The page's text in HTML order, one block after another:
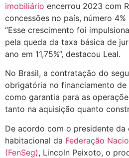
imobiliário encerrou 2023 com
concessões no país, número
“Esse crescimento foi
pela queda da taxa básica de
ano em 11,75%”, destacou Leal.
No Brasil, a contratação do
obrigatória no financiamento
como garantia para as
tanto na aquisição quanto
De acordo com o presidente da
habitacional da Federação
(FenSeg), Lincoln Peixoto, o